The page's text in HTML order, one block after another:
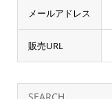
メールアドレス
販売URL